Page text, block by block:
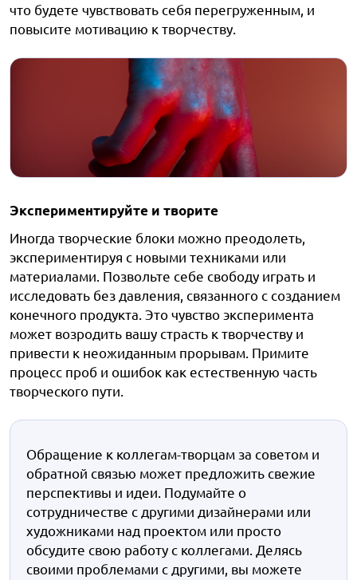
что будете чувствовать себя перегруженным, и
повысите мотивацию к творчеству.
Экспериментируйте и творите
Иногда творческие блоки можно преодолеть,
экспериментируя с новыми техниками или
материалами. Позвольте себе свободу играть и
исследовать без давления, связанного с созданием
конечного продукта. Это чувство эксперимента
может возродить вашу страсть к творчеству и
привести к неожиданным прорывам. Примите
процесс проб и ошибок как естественную часть
творческого пути.
Обращение к коллегам-творцам за советом и
обратной связью может предложить свежие
перспективы и идеи. Подумайте о
сотрудничестве с другими дизайнерами или
художниками над проектом или просто
обсудите свою работу с коллегами. Делясь
своими проблемами с другими, вы можете